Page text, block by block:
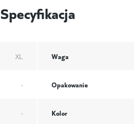
Specyfikacja
XL Waga
- Opakowanie
- Kolor